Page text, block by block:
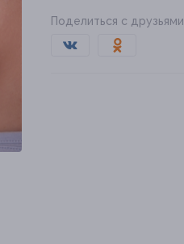
Поделиться с друзьями